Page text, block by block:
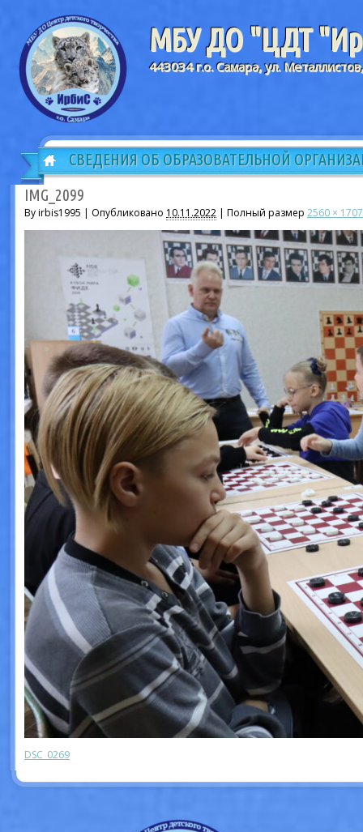
МБУ ДО "ЦДТ
443034 г.о. Самара, ул.
СВЕДЕНИЯ ОБ ОБРАЗОВАТЕЛЬНОЙ
IMG_2099
By irbis1995 | Опубликовано 10.11.2022 | Полный размер 2560 × 1707
DSC_0269